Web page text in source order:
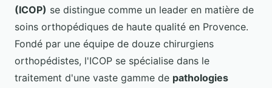
(ICOP) se distingue comme un leader en matière de
soins orthopédiques de haute qualité en Provence.
Fondé par une équipe de douze chirurgiens
orthopédistes, l'ICOP se spécialise dans le
traitement d'une vaste gamme de pathologies